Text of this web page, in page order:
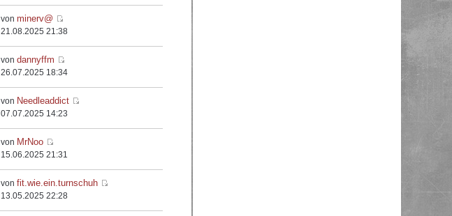
vonminerv@
21.08.2025 21:38
vondannyffm
26.07.2025 18:34
von Needleaddict
07.07.2025 14:23
von MrNoo
15.06.2025 21:31
vonfit.wie.ein.turnschuh
13.05.2025 22:28